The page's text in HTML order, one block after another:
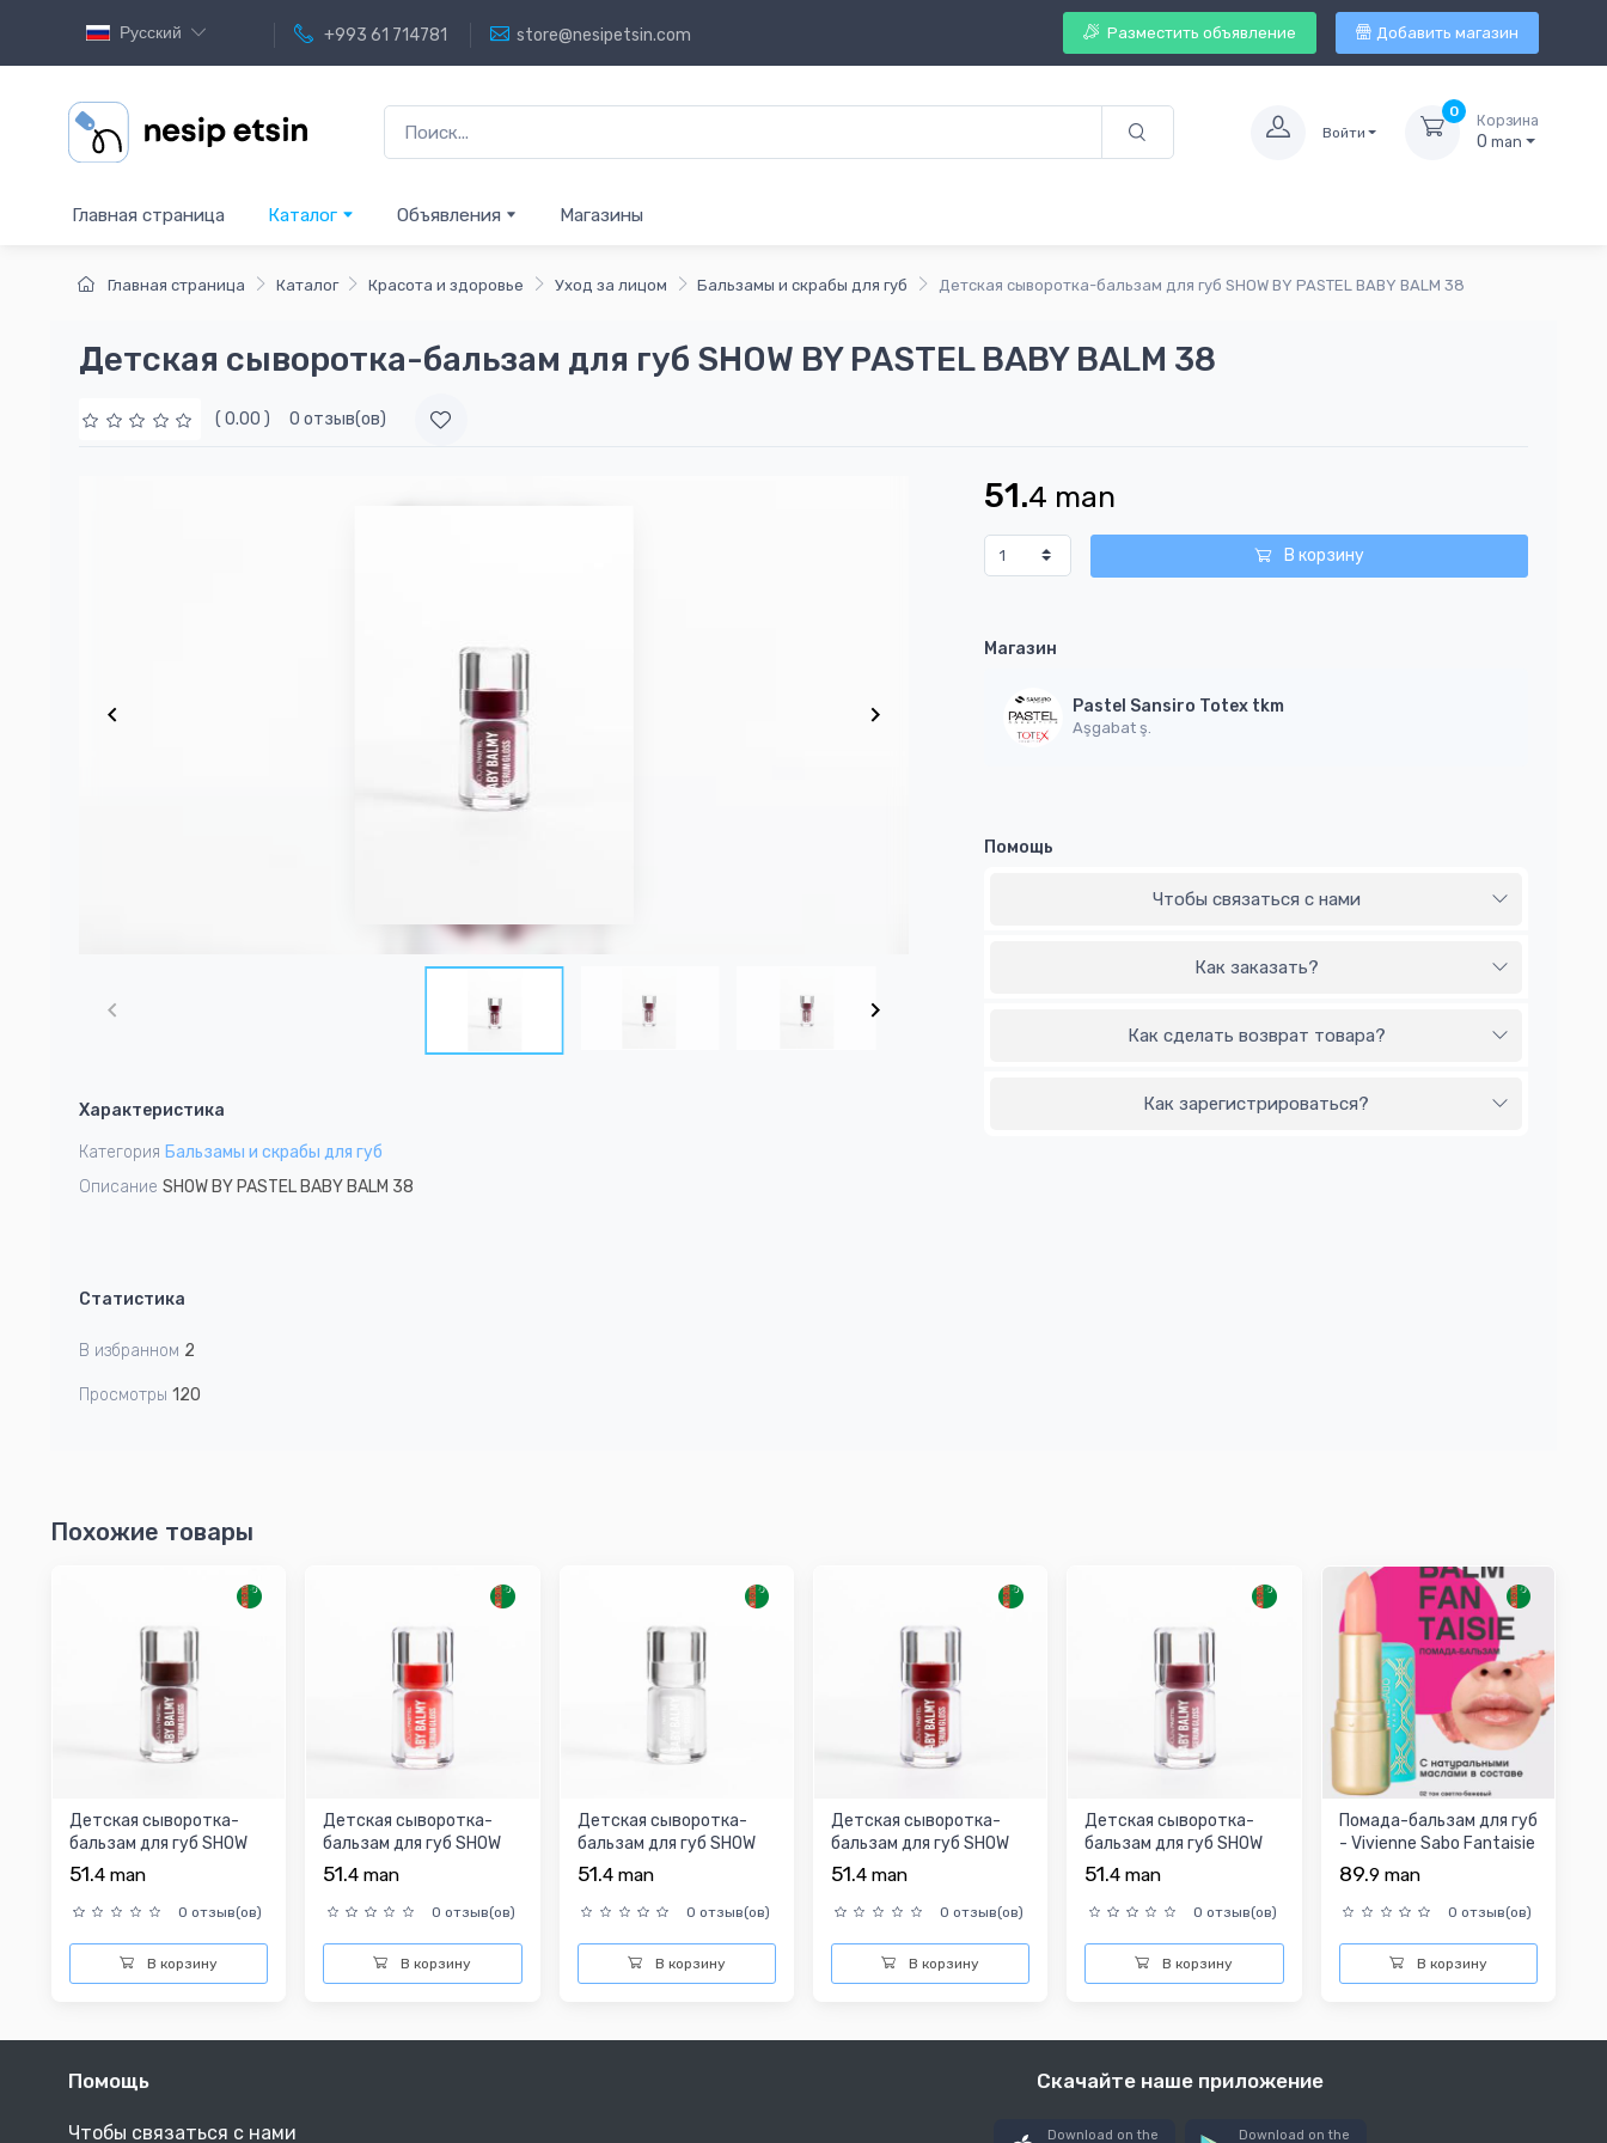
Русский +993 61 714781 store@nesipetsin.com Разместить объявление Добавить магазин
Войти
0
Корзина
0 man
Главная страница Каталог Объявления Магазины
Главная страница Каталог Красота и здоровье Уход за лицом Бальзамы и скрабы для губ Детская сыворотка-бальзам для губ SHOW BY PASTEL BABY BALM 38
Детская сыворотка-бальзам для губ SHOW BY PASTEL BABY BALM 38
( 0.00 ) 0 отзыв(ов)
3
Характеристика
Категория Бальзамы и скрабы для губ
Описание SHOW BY PASTEL BABY BALM 38
Статистика
В избранном 2
Просмотры 120
51.4 man
В корзину
Магазин
Pastel Sansiro Totex tkm
Aşgabat ş.
Помощь
Чтобы связаться с нами
Как заказать?
Как сделать возврат товара?
Как зарегистрироваться?
Похожие товары
Детская сыворотка-
бальзам для губ SHOW
BY PASTEL BABY BALM
51.4 man
0 отзыв(ов)
В корзину
Детская сыворотка-
бальзам для губ SHOW
BY PASTEL BABY BALM
51.4 man
0 отзыв(ов)
В корзину
Детская сыворотка-
бальзам для губ SHOW
BY PASTEL BABY BALM
51.4 man
0 отзыв(ов)
В корзину
Детская сыворотка-
бальзам для губ SHOW
BY PASTEL BABY BALM
51.4 man
0 отзыв(ов)
В корзину
Детская сыворотка-
бальзам для губ SHOW
BY PASTEL BABY BALM
51.4 man
0 отзыв(ов)
В корзину
Помада-бальзам для губ
- Vivienne Sabo Fantaisie
Lip Balm №0...
89.9 man
0 отзыв(ов)
В корзину
Помощь
Чтобы связаться с нами
Скачайте наше приложение
Download on the Download on the